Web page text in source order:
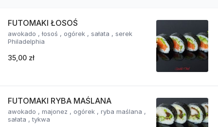
FUTOMAKI ŁOSOŚ
awokado , łosoś , ogórek , sałata , serek
Philadelphia
35,00 zł
FUTOMAKI RYBA MAŚLANA
awokado , majonez , ogórek , ryba maślana ,
sałata , tykwa